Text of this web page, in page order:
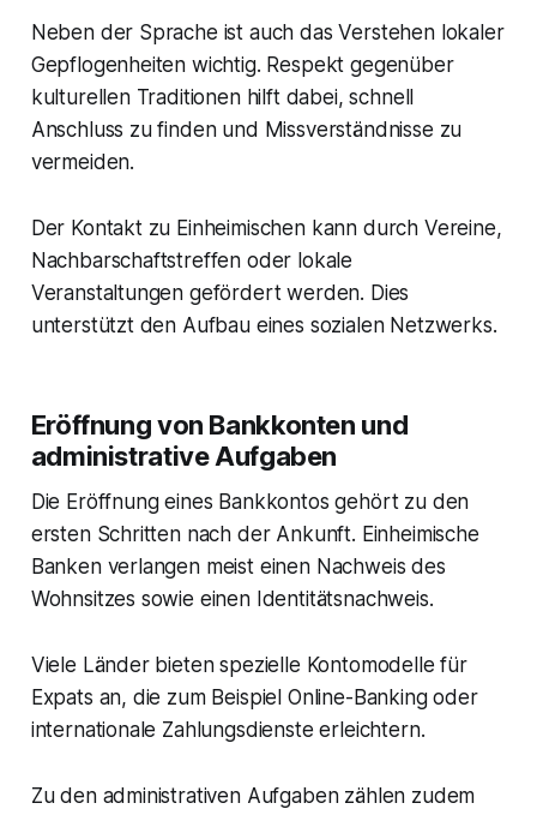
Neben der Sprache ist auch das Verstehen lokaler
Gepflogenheiten wichtig. Respekt gegenüber
kulturellen Traditionen hilft dabei, schnell
Anschluss zu finden und Missverständnisse zu
vermeiden.
Der Kontakt zu Einheimischen kann durch Vereine,
Nachbarschaftstreffen oder lokale
Veranstaltungen gefördert werden. Dies
unterstützt den Aufbau eines sozialen Netzwerks.
Eröffnung von Bankkonten und
administrative Aufgaben
Die Eröffnung eines Bankkontos gehört zu den
ersten Schritten nach der Ankunft. Einheimische
Banken verlangen meist einen Nachweis des
Wohnsitzes sowie einen Identitätsnachweis.
Viele Länder bieten spezielle Kontomodelle für
Expats an, die zum Beispiel Online-Banking oder
internationale Zahlungsdienste erleichtern.
Zu den administrativen Aufgaben zählen zudem